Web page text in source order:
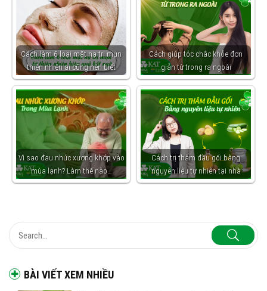
BÀI VIẾT XEM NHIỀU
Cách làm 6 loại mặt nạ trị mụn
thiên nhiên ai cũng nên biết
Cách giúp tóc chắc khỏe đơn
giản từ trong ra ngoài
Vì sao đau nhức xương khớp vào
mùa lạnh? Làm thế nào…
Cách trị thâm đầu gối bằng
nguyên liệu tự nhiên tại nhà